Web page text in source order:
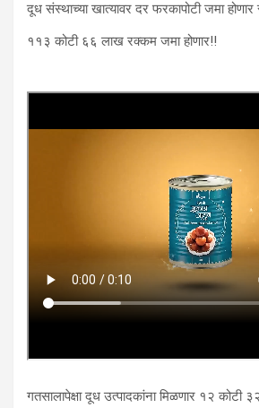
दूध संस्थाच्या खात्यावर दर फरकापोटी जमा
११३ कोटी ६६ लाख रक्कम जमा होणार!!
गतसालापेक्षा दूध उत्पादकांना मिळणार १२ कोटी